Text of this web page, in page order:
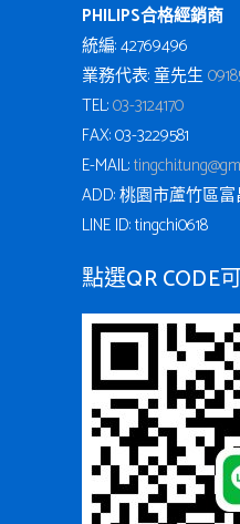
PHILIPS合格經銷商
統編: 42769496
業務代表: 童先生
TEL:03-3124170
FAX: 03-3229581
E-MAIL:
ADD: 桃園市蘆竹區
LINE ID: tingchi0618
點選QR CODE